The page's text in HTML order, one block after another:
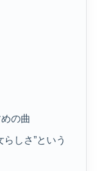
の曲
しさ”という